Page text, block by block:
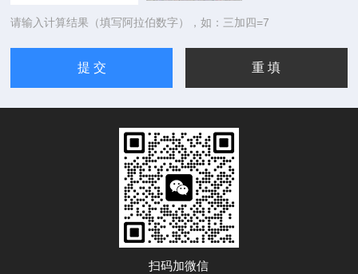
请输入计算结果（填写阿拉伯数字），如：三加四=7
扫码加微信